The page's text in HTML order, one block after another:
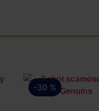
-30 %